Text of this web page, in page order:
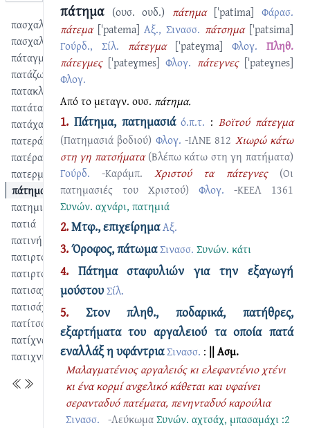
πασχαλιά
πασχαλιάζω
πάταγμα
πατάζω
πατακλατίζω
πατάτα
πατάχας
πατερά
πατέρας
πατερμός
πάτημα
πατημιά
πατιά
πατινή
πατιρτού
πατιρτούς
πατισαχλίκι
πατισάχος
πατίτσα
πατίχνα
πατιχνιά
πάτημα (ουσ. ουδ.) πάτημα [ˈpatima] Φάρασ.
πάτεμα [ˈpatema] Αξ., Σινασσ. πάτσημα [ˈpatsima]
Γούρδ., Σίλ.
πάτεγμα [ˈpateɣma] Φλογ. Πληθ.
πάτεγμες [ˈpateɣmes] Φλογ. πάτεγνες [ˈpateɣnes]
Φλογ.
Από το μεταγν. ουσ. πάτημα.
1.Πάτημα, πατημασιάό.π.τ. :Βοϊτού πάτεγμα
(Πατημασιά βοδιού) Φλογ. -ΙΛΝΕ 812 Χιωρώ κάτω
στη γη πατσήματα (Βλέπω κάτω στη γη πατήματα)
Γούρδ.
-Καράμπ. Xριστού τα πάτεγνες
(Οι
πατημασιές του Χριστού) Φλογ.
-ΚΕΕΛ 1361
Συνών. αχνάρι, πατημιά
2.Μτφ., επιχείρημαΑξ.
3.Όροφος, πάτωμαΣινασσ. Συνών. κάτι
4.Πάτημα σταφυλιών για την εξαγωγή
μούστουΣίλ.
5.Στον πληθ., ποδαρικά, πατήθρες,
εξαρτήματα του αργαλειού τα οποία πατά
εναλλάξ η υφάντριαΣινασσ. : || Ασμ.
Mαλαγματένιος αργαλειός κι ελεφαντένιο χτένι
κι ένα κορμί ανgελικό κάθεται και υφαίνει
σερανταδυό πατέματα, πενηνταδυό καρούλια
Σινασσ. -ΛεύκωμαΣυνών. αχτσάχ, μπασαμάχι :2